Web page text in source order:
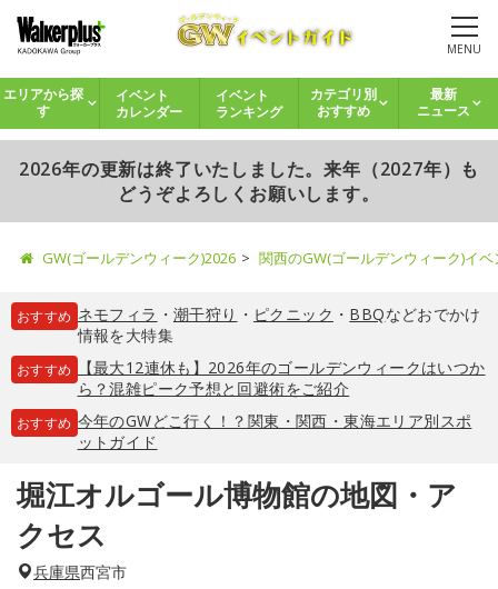
MENU
エリアから探
す
イベント
カレンダー
イベント
ランキング
カテゴリ別
おすすめ
最新
ニュース
2026年の更新は終了いたしました。来年（2027年）も
どうぞよろしくお願いします。
GW(ゴールデンウィーク)2026 関西のGW(ゴールデンウィーク)イ
おすすめ ネモフィラ ・ 潮干狩り ・ ピクニック ・ BBQなどおでかけ
情報を大特集
おすすめ
【最大12連休も】2026年のゴールデンウィークはいつか
ら？混雑ピーク予想と回避術をご紹介
おすすめ 今年のGWどこ行く！？関東・関西・東海エリア別スポ
ットガイド
堀江オルゴール博物館の地図・ア
クセス
兵庫県西宮市